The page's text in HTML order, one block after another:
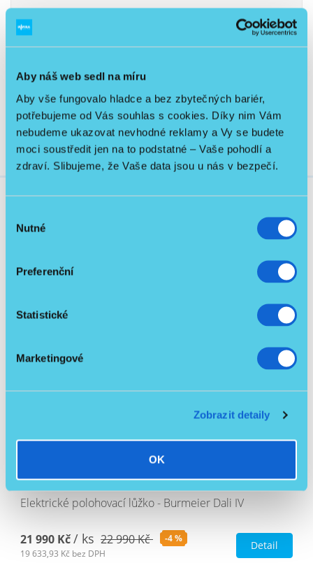
Aby náš web sedl na míru
Aby vše fungovalo hladce a bez zbytečných bariér,
potřebujeme od Vás souhlas s cookies. Díky nim Vám
nebudeme ukazovat nevhodné reklamy a Vy se budete
moci soustředit jen na to podstatné – Vaše pohodlí a
zdraví. Slibujeme, že Vaše data jsou u nás v bezpečí.
souhlasu
Nutné
Preferenční
Statistické
Marketingové
Zobrazit detaily
OK
Ke stažení 1
IFU ICON-35(1x1) - CZ.pdf
Doprava PPL zdarma
Sleva
Včetně hrazdy
NOVINKA
Elektrické polohovací lůžko - Burmeier Dali IV
21 990 Kč/ ks 22 990 Kč
-4 %
19 633,93 Kč bez DPH
Detail